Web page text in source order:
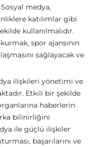
medya,
katılımlar gibi
kullanılmalıdır.
spor ajansının
sağlayacak ve
ilişkileri yönetimi ve
Etkili bir şekilde
haberlerin
bilinirliğini
ile güçlü ilişkiler
başarılarını ve